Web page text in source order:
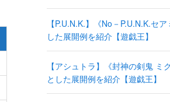
【P.U.N.K.】《No－P.U.N.K.セ
した展開例を紹介【遊戯王】
【アシュトラ】《封神の剣鬼 ミ
とした展開例を紹介【遊戯王】